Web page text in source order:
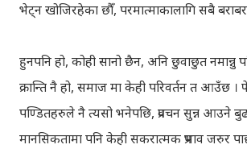
भेट्न खोजिरहेका छौँ, परमात्माकालागि सबै
हुनपनि हो, कोही सानो छैन, अनि छुवाछुत नमान्नु
क्रान्ति नै हो, समाज मा केही परिवर्तन त आउँछ ।
पण्डितहरुले नै त्यसो भनेपछि, प्रवचन सुन्न आउने
मानसिकतामा पनि केही सकरात्मक प्रभाव जरुर